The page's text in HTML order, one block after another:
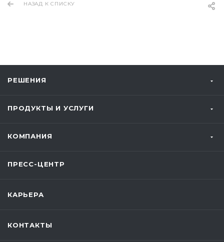
НАЗАД К СПИСКУ
РЕШЕНИЯ
ПРОДУКТЫ И УСЛУГИ
КОМПАНИЯ
ПРЕСС-ЦЕНТР
КАРЬЕРА
КОНТАКТЫ